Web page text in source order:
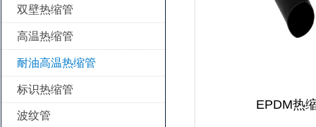
双壁热缩管
高温热缩管
耐油高温热缩管
标识热缩管
波纹管
EPDM热